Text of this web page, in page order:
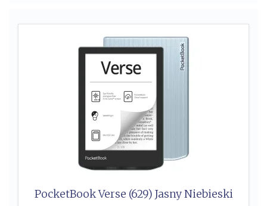
PocketBook Verse (629) Jasny Niebieski